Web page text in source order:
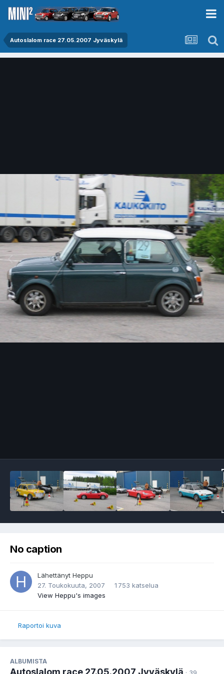
Autoslalom race 27.05.2007 Jyväskylä
No caption
Lähettänyt Heppu
27. Toukokuuta, 2007
1 753 katselua
View Heppu's images
Raportoi kuva
ALBUMISTA
Autoslalom race 27.05.2007 Jyväskylä